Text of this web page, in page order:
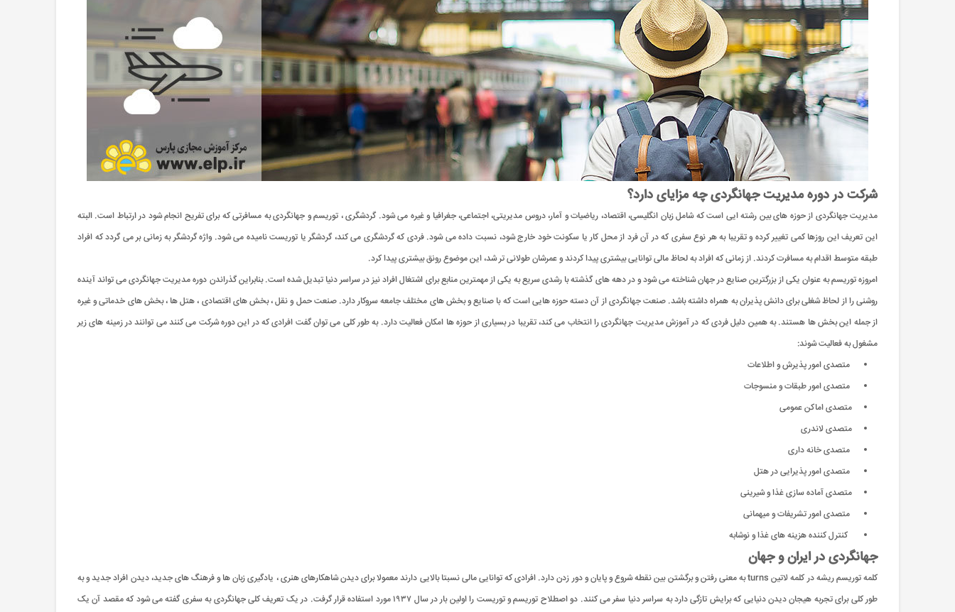
شرکت در دوره مدیریت جهانگردی چه مزایای دارد؟
مدیریت جهانگردی از حوزه های بین رشته ایی است که شامل زبان انگلیسی، اقتصاد، ریاضیات و آمار، دروس مدیریتی، اجتماعی، جغرافیا و غیره می شود. گردشگری ، توریسم و جهانگردی به مسافرتی که برای تفریح انجام شود در ارتباط است. البته
این تعریف این روزها کمی تغییر کرده و تقریبا به هر نوع سفری که در آن فرد از محل کار یا سکونت خود خارج شود، نسبت داده می شود. فردی که گردشگری می کند، گردشگر یا توریست نامیده می شود. واژه گردشگر به زمانی بر می گردد که افراد
طبقه متوسط اقدام به مسافرت کردند. از زمانی که افراد به لحاظ مالی توانایی بیشتری پیدا کردند و عمرشان طولانی ‌تر شد، این موضوع رونق بیشتری پیدا کرد.
امروزه توریسم به عنوان یکی از بزرگترین صنایع در جهان شناخته می شود و در دهه های گذشته با رشدی سریع به یکی از مهمترین منابع برای اشتغال افراد نیز در سراسر دنیا تبدیل شده است. بنابراین گذراندن دوره مدیریت جهانگردی می تواند آینده
روشنی را از لحاظ شغلی برای دانش پذیران به همراه داشته باشد. صنعت جهانگردی از آن دسته حوزه هایی است که با صنایع و بخش های مختلف جامعه سروکار دارد. صنعت حمل و نقل ، بخش های اقتصادی ، هتل ها ، بخش های خدماتی و غیره
از جمله این بخش ها هستند. به همین دلیل فردی که در آموزش مدیریت جهانگردی را انتخاب می کند، تقریبا در بسیاری از حوزه ها امکان فعالیت دارد. به طور کلی می توان گفت افرادی که در این دوره شرکت می کنند می توانند در زمینه های زیر
مشغول به فعالیت شوند:
متصدی امور پذیرش و اطلاعات
متصدی امور طبقات و منسوجات
متصدی اماکن عمومی
متصدی لاندری
متصدی خانه ‌داری
متصدی امور پذیرایی در هتل
متصدی آماده‌ سازی غذا و شیرینی
متصدی امور تشریفات و میهمانی
کنترل ‌کننده هزینه‌ های غذا و نوشابه
جهانگردی در ایران و جهان
کلمه توریسم ریشه در کلمه لاتین turns به معنی رفتن و برگشتن بین نقطه شروع و پایان و دور زدن دارد. افرادی که توانایی مالی نسبتا بالایی دارند معمولا برای دیدن شاهکارهای هنری ، یادگیری زبان‌ ها و فرهنگ های جدید، دیدن افراد جدید و به
طور کلی برای تجربه هیجان دیدن دنیایی که برایش تازگی دارد به سراسر دنیا سفر می کنند. دو اصطلاح توریسم و توریست را اولین بار در سال ۱۹۳۷ مورد استفاده قرار گرفت. در یک تعریف کلی جهانگردی به سفری گفته می شود که مقصد آن یک